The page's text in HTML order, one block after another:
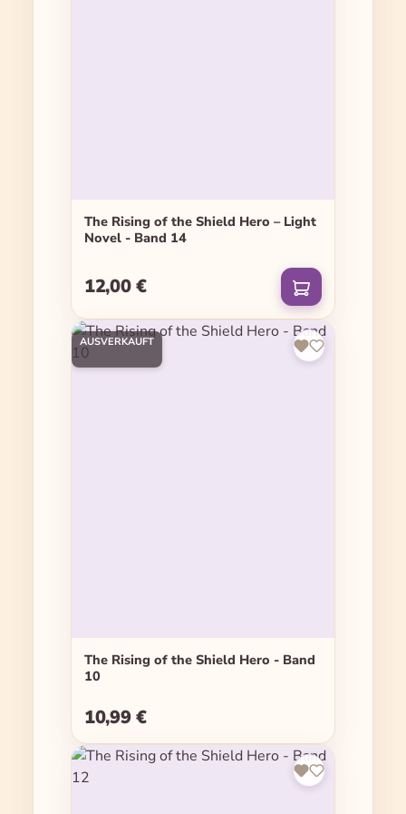
The Rising of the Shield Hero – Light
Novel - Band 14
Regulärer Preis:
12,00 €
AUSVERKAUFT
The Rising of the Shield Hero - Band
10
Regulärer Preis:
10,99 €